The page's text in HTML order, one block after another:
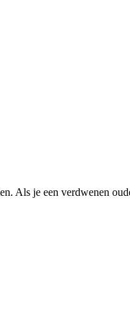
Als je een verdwenen